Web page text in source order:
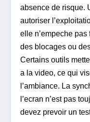
absence de risque.
autoriser
elle n’empeche
des blocages ou
Certains outils
a la video, ce qui
l’ambiance. La
l’ecran n’est pas
devez prevoir un